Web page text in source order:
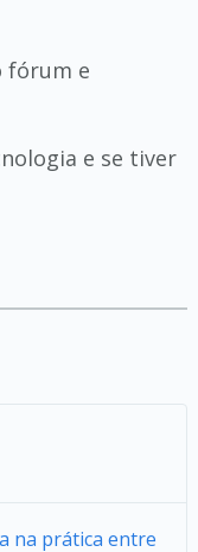
fórum e
e se tiver
na prática entre